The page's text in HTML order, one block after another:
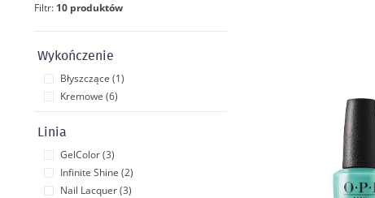
Filtr: 10 produktów
Wykończenie
Błyszczące (1)
Kremowe (6)
Linia
GelColor (3)
Infinite Shine (2)
Nail Lacquer (3)